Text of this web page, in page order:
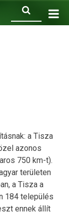
a Tisza
azonos
750 km-t).
területen
a Tisza a
184 település
ennek állít